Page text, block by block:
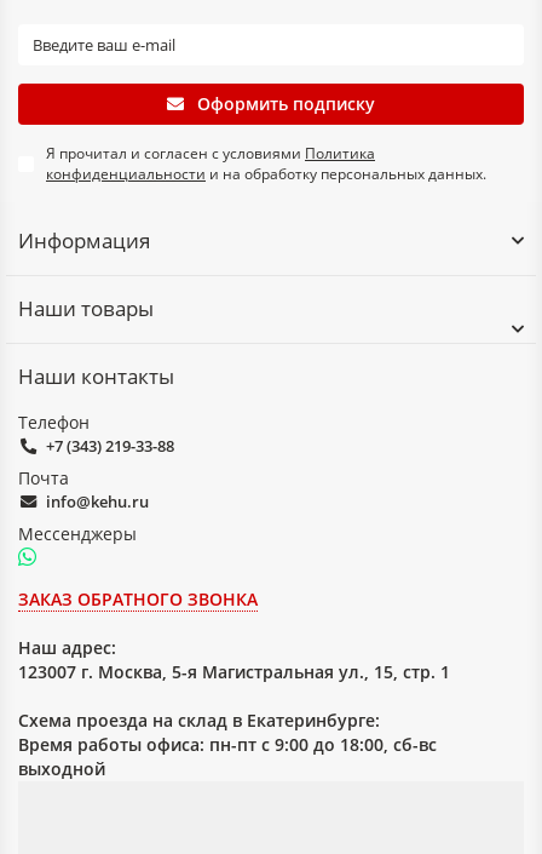
Оформить подписку
Я прочитал и согласен с условиями Политика
конфиденциальности и на обработку персональных данных.
Информация
Наши товары
Наши контакты
Телефон
+7 (343) 219-33-88
Почта
info@kehu.ru
Мессенджеры
ЗАКАЗ ОБРАТНОГО ЗВОНКА
Наш адрес:
123007 г. Москва, 5-я Магистральная ул., 15, стр. 1
Схема проезда на склад в Екатеринбурге:
Время работы офиса: пн-пт с 9:00 до 18:00, сб-вс
выходной